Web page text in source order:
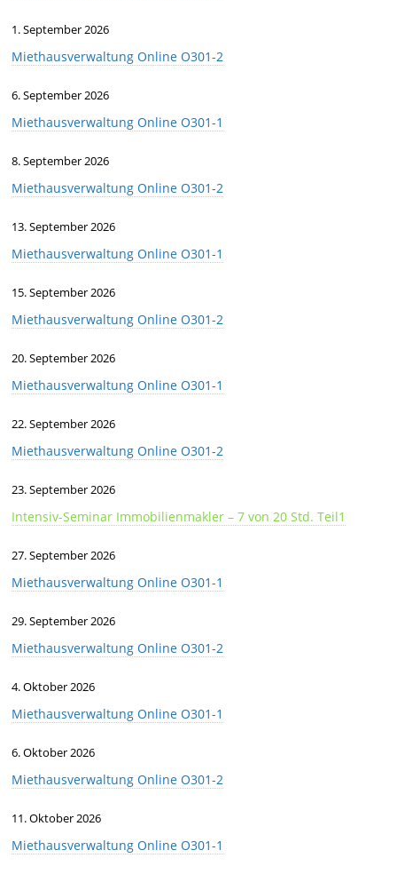
1. September 2026
Miethausverwaltung Online O301-2
6. September 2026
Miethausverwaltung Online O301-1
8. September 2026
Miethausverwaltung Online O301-2
13. September 2026
Miethausverwaltung Online O301-1
15. September 2026
Miethausverwaltung Online O301-2
20. September 2026
Miethausverwaltung Online O301-1
22. September 2026
Miethausverwaltung Online O301-2
23. September 2026
Intensiv-Seminar Immobilienmakler – 7 von 20 Std. Teil1
27. September 2026
Miethausverwaltung Online O301-1
29. September 2026
Miethausverwaltung Online O301-2
4. Oktober 2026
Miethausverwaltung Online O301-1
6. Oktober 2026
Miethausverwaltung Online O301-2
11. Oktober 2026
Miethausverwaltung Online O301-1